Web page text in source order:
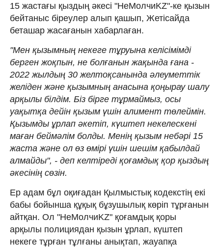
15 жастағы қыздың әкесі "НеМолчиKZ"-ке қызын
бейтаныс біреулер алып қашып, Жетісайда
беташар жасағанын хабарлаған.
"Мен қызымның некеге тұруына келісімімді
берген жоқпын, не болғанын жақында ғана -
2022 жылдың 30 желтоқсанында әлеуметтік
желіден және қызымның анасына қоңырау шалу
арқылы білдім. Біз бірге тұрмаймыз, осы
уақытқа дейін қызым үшін алимент төлеймін.
Қызымды ұрлап әкетіп, күштеп некелескені
маған беймәлім болды. Менің қызым небәрі 15
жаста және ол өз өмірі үшін шешім қабылдай
алмайды", - деп келтіреді қоғамдық қор қыздың
әкесінің сөзін.
Ер адам бұл оқиғадан Қылмыстық кодекстің екі
бабы бойынша құқық бұзушылық көріп тұрғанын
айтқан. Ол "НеМолчиKZ" қоғамдық қоры
арқылы полициядан қызын ұрлап, күштеп
некеге тұрған тұлғаны анықтап, жауапқа